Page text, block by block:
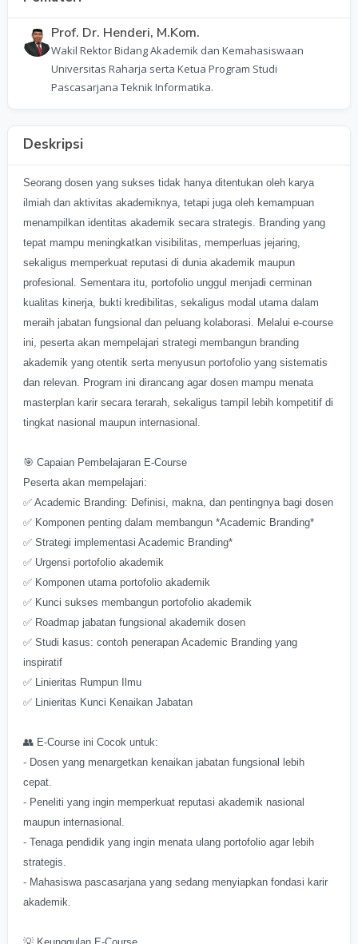
Prof. Dr. Henderi, M.Kom.
Wakil Rektor Bidang Akademik dan Kemahasiswaan
Universitas Raharja serta Ketua Program Studi
Pascasarjana Teknik Informatika.
Deskripsi
Seorang dosen yang sukses tidak hanya ditentukan oleh karya
ilmiah dan aktivitas akademiknya, tetapi juga oleh kemampuan
menampilkan identitas akademik secara strategis. Branding yang
tepat mampu meningkatkan visibilitas, memperluas jejaring,
sekaligus memperkuat reputasi di dunia akademik maupun
profesional. Sementara itu, portofolio unggul menjadi cerminan
kualitas kinerja, bukti kredibilitas, sekaligus modal utama dalam
meraih jabatan fungsional dan peluang kolaborasi. Melalui e-course
ini, peserta akan mempelajari strategi membangun branding
akademik yang otentik serta menyusun portofolio yang sistematis
dan relevan. Program ini dirancang agar dosen mampu menata
masterplan karir secara terarah, sekaligus tampil lebih kompetitif di
tingkat nasional maupun internasional.
🎯 Capaian Pembelajaran E-Course
Peserta akan mempelajari:
✅ Academic Branding: Definisi, makna, dan pentingnya bagi dosen
✅ Komponen penting dalam membangun *Academic Branding*
✅ Strategi implementasi Academic Branding*
✅ Urgensi portofolio akademik
✅ Komponen utama portofolio akademik
✅ Kunci sukses membangun portofolio akademik
✅ Roadmap jabatan fungsional akademik dosen
✅ Studi kasus: contoh penerapan Academic Branding yang
inspiratif
✅ Linieritas Rumpun Ilmu
✅ Linieritas Kunci Kenaikan Jabatan
👥 E-Course ini Cocok untuk:
- Dosen yang menargetkan kenaikan jabatan fungsional lebih
cepat.
- Peneliti yang ingin memperkuat reputasi akademik nasional
maupun internasional.
- Tenaga pendidik yang ingin menata ulang portofolio agar lebih
strategis.
- Mahasiswa pascasarjana yang sedang menyiapkan fondasi karir
akademik.